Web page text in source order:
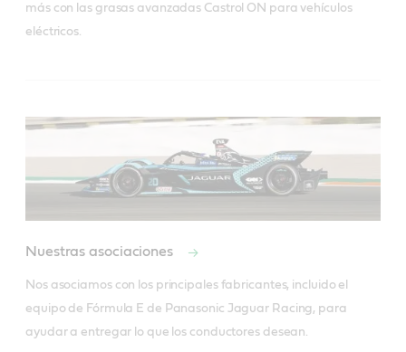
EV ²versus el sistema de batería enfriada indirecta ³versus el
fluido para transmisión de EV estándar
más con las grasas avanzadas Castrol ON para vehículos
eléctricos.
Nuestras asociaciones
Nos asociamos con los principales fabricantes, incluido el
equipo de Fórmula E de Panasonic Jaguar Racing, para
ayudar a entregar lo que los conductores desean.